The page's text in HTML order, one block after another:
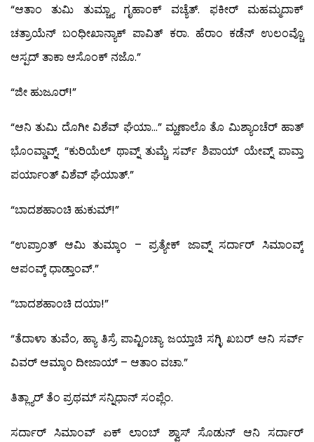
“ಆತಾಂ ತುಮಿ ತುಮ್ಚ್ಯಾ ಗೃಹಾಂಕ್ ವಚ್ಯೆತ್. ಫಕೀರ್ ಮಹಮ್ಮದಾಕ್
ಚತ್ರಾಯೆನ್ ಬಂಧೀಖಾನ್ಯಾಕ್ ಪಾವಿತ್ ಕರಾ. ಹೆರಾಂ ಕಡೆನ್ ಉಲಂವ್ಚೊ
ಆಸ್ಪದ್ ತಾಕಾ ಆಸೊಂಕ್ ನಜೊ.”
“ಜೀ ಹುಜೂರ್!”
“ಆನಿ ತುಮಿ ದೊಗೀ ವಿಶೆವ್ ಘೆಯಾ…” ಮ್ಹಣಾಲೊ ತೊ ಮಿಶ್ಯಾಂಚೆರ್ ಹಾತ್
ಭೊಂವ್ಡಾವ್ನ್. “ಕುರಿಯೆಲ್ ಥಾವ್ನ್ ತುಮ್ಚೆ ಸರ್ವ್ ಶಿಪಾಯ್ ಯೇವ್ನ್ ಪಾವ್ತಾ
ಪರ್ಯಾಂತ್ ವಿಶೆವ್ ಘೆಯಾತ್.”
“ಬಾದಶಹಾಂಚಿ ಹುಕುಮ್!”
“ಉಪ್ರಾಂತ್ ಆಮಿ ತುಮ್ಕಾಂ – ಪ್ರತ್ಯೇಕ್ ಜಾವ್ನ್ ಸರ್ದಾರ್ ಸಿಮಾಂವ್ಕ್
ಆಪಂವ್ಕ್ ಧಾಡ್ತಾಂವ್.”
“ಬಾದಶಹಾಂಚಿ ದಯಾ!”
“ತೆದಾಳಾ ತುವೆಂ, ಹ್ಯಾ ತಿಸ್ರೆ ಪಾವ್ಟಿಂಚ್ಯಾ ಜಯ್ತಾಚಿ ಸಗ್ಳಿ ಖಬರ್ ಆನಿ ಸರ್ವ್
ವಿವರ್ ಆಮ್ಕಾಂ ದೀಜಾಯ್ – ಆತಾಂ ವಚಾ.”
ತಿತ್ಲ್ಯಾರ್ ತೆಂ ಪ್ರಥಮ್ ಸನ್ನಿಧಾನ್ ಸಂಪ್ಲೆಂ.
ಸರ್ದಾರ್ ಸಿಮಾಂವ್ ಏಕ್ ಲಾಂಬ್ ಶ್ವಾಸ್ ಸೊಡುನ್ ಆನಿ ಸರ್ದಾರ್